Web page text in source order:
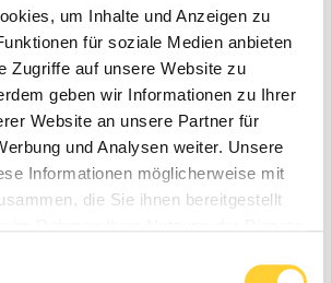
um Inhalte und Anzeigen zu
für soziale Medien anbieten
Zugriffe auf unsere Website zu
geben wir Informationen zu Ihrer
Website an unsere Partner für
und Analysen weiter. Unsere
Informationen möglicherweise mit
die Sie ihnen bereitgestellt
Inhalt 0